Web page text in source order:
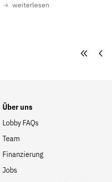
weiterlesen
Über uns
Lobby FAQs
Team
Finanzierung
Jobs